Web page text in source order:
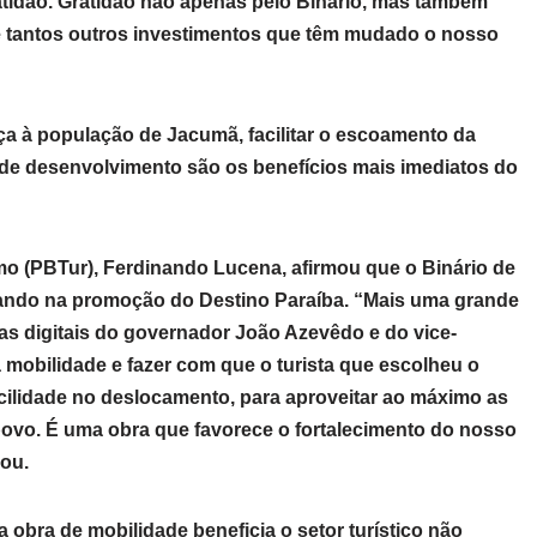
outros investimentos que têm mudado o nosso
à população de Jacumã, facilitar o escoamento da
desenvolvimento são os benefícios mais imediatos do
(PBTur), Ferdinando Lucena, afirmou que o Binário de
na promoção do Destino Paraíba. “Mais uma grande
digitais do governador João Azevêdo e do vice-
e fazer com que o turista que escolheu o
no deslocamento, para aproveitar ao máximo as
É uma obra que favorece o fortalecimento do nosso
obra de mobilidade beneficia o setor turístico não